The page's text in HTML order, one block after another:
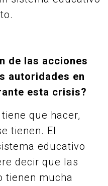
de las acciones
autoridades en
esta crisis?
que hacer,
tienen. El
educativo
decir que las
tienen mucha